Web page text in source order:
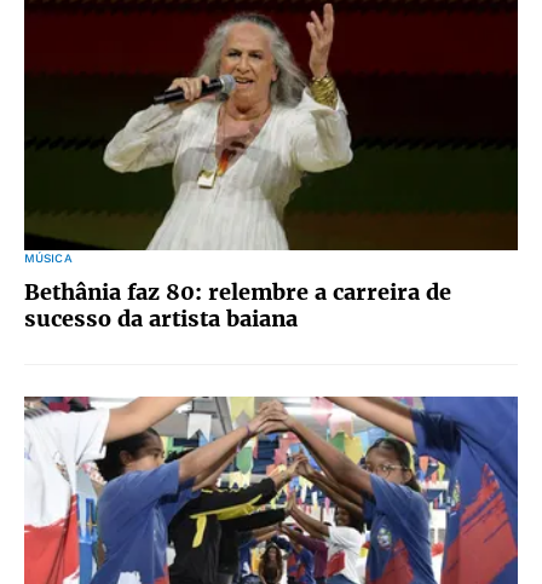
MÚSICA
Bethânia faz 80: relembre a carreira de
sucesso da artista baiana